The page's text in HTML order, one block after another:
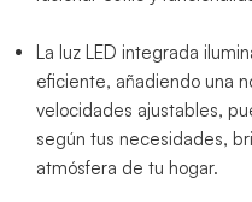
La luz LED integrada
eficiente, añadiendo una
velocidades ajustables,
según tus necesidades,
atmósfera de tu hogar.